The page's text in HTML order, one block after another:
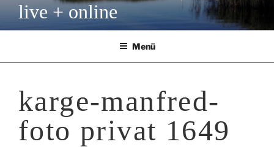
live + online
Menü
karge-manfred-
foto privat 1649